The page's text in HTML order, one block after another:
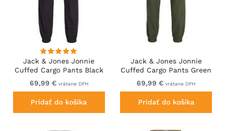
Jack & Jones Jonnie
Cuffed Cargo Pants Black
69,99 € vrátane DPH
Pridať do košíka
Jack & Jones Jonnie
Cuffed Cargo Pants Green
69,99 € vrátane DPH
Pridať do košíka